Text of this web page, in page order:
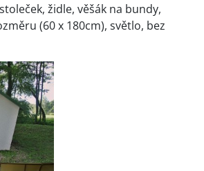
židle, věšák na bundy,
(60 x 180cm), světlo, bez